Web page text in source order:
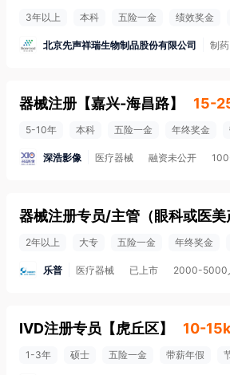
3年以上 本科 五险一金 绩效奖金
北京先声祥瑞生物制品股份有限公司 制药
器械注册 【嘉兴-海昌路】 15-
5-10年 本科 五险一金 年终奖金
深浩影像 医疗器械 融资未公开
2年以上 大专 五险一金 年终奖金
乐普 医疗器械 已上市 2000-5000
IVD注册专员 【虎丘区】 10-
1-3年 硕士 五险一金 带薪年假